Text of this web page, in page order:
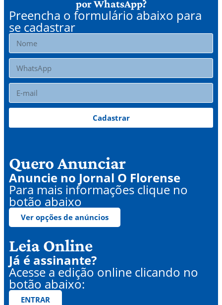
por WhatsApp?
Preencha o formulário abaixo para
se cadastrar
Cadastrar
Quero Anunciar
Anuncie no Jornal O Florense
Para mais informações clique no
botão abaixo
Ver opções de anúncios
Leia Online
Já é assinante?
Acesse a edição online clicando no
botão abaixo:
ENTRAR